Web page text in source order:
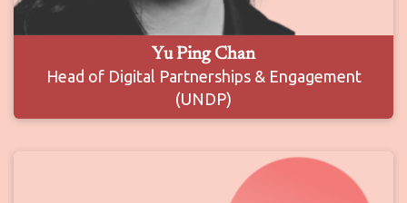
Yu Ping Chan
Head of Digital Partnerships & Engagement
(UNDP)